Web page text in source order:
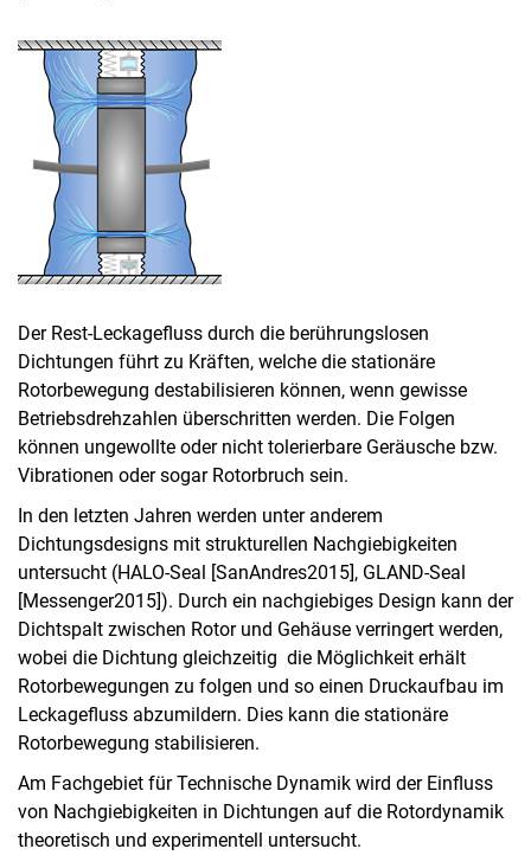
Der Rest-Leckagefluss durch die berührungslosen
Dichtungen führt zu Kräften, welche die stationäre
Rotorbewegung destabilisieren können, wenn gewisse
Betriebsdrehzahlen überschritten werden. Die Folgen
können ungewollte oder nicht tolerierbare Geräusche bzw.
Vibrationen oder sogar Rotorbruch sein.
In den letzten Jahren werden unter anderem
Dichtungsdesigns mit strukturellen Nachgiebigkeiten
untersucht (HALO-Seal [SanAndres2015], GLAND-Seal
[Messenger2015]). Durch ein nachgiebiges Design kann der
Dichtspalt zwischen Rotor und Gehäuse verringert werden,
wobei die Dichtung gleichzeitig die Möglichkeit erhält
Rotorbewegungen zu folgen und so einen Druckaufbau im
Leckagefluss abzumildern. Dies kann die stationäre
Rotorbewegung stabilisieren.
Am Fachgebiet für Technische Dynamik wird der Einfluss
von Nachgiebigkeiten in Dichtungen auf die Rotordynamik
theoretisch und experimentell untersucht.